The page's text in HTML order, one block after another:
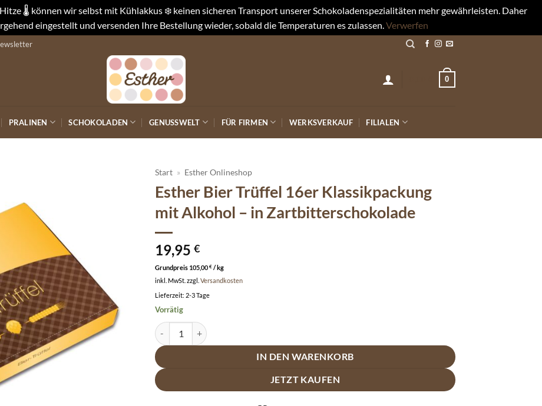
🌡️ können wir selbst mit Kühlakkus ❄️ keinen sicheren Transport unserer Schokoladenspezialitäten mehr gewährleisten. Daher
eingestellt und versenden Ihre Bestellung wieder, sobald die Temperaturen es zulassen.Verwerfen
0
PRALINEN SCHOKOLADEN GENUSSWELT FÜR FIRMEN WERKSVERKAUF FILIALEN
Start » Esther Onlineshop
Esther Bier Trüffel 16er Klassikpackung
mit Alkohol – in Zartbitterschokolade
19,95 €
Grundpreis 105,00 € /kg
inkl. MwSt. zzgl. Versandkosten
Lieferzeit: 2-3 Tage
Vorrätig
Esther Bier Trüffel 16er Klassikpackung mit Alkohol - in Zartbitterschokolade Menge
IN DEN WARENKORB
JETZT KAUFEN